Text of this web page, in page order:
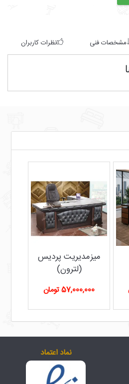
مشخصات فنی نظرات کاربران
میزمدیریت پردیس
(لترون)
57,000,000 تومان
نماد اعتماد